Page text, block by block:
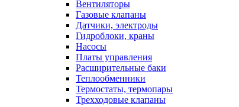
Вентиляторы
Газовые клапаны
Датчики, электроды
Гидроблоки, краны
Насосы
Платы управления
Расширительные баки
Теплообменники
Термостаты, термопары
Трехходовые клапаны